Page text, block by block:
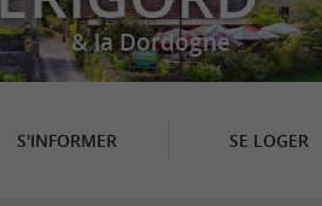
& la Dordogne
S'INFORMER SE LOGER